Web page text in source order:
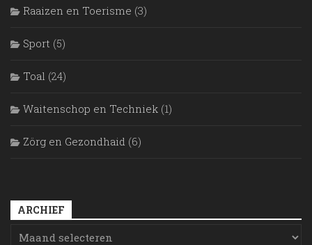
Raaizen en Toerisme (3)
Sport (5)
Toal (24)
Waitenschop en Techniek (1)
Zörg en Gezondhaid (6)
ARCHIEF